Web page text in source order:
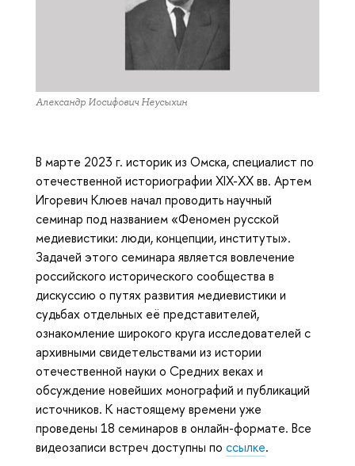
Александр Иосифович Неусыхин
В марте 2023 г. историк из Омска, специалист по
отечественной историографии XIX-XX вв. Артем
Игоревич Клюев начал проводить научный
семинар под названием «Феномен русской
медиевистики: люди, концепции, институты».
Задачей этого семинара является вовлечение
российского исторического сообщества в
дискуссию о путях развития медиевистики и
судьбах отдельных её представителей,
ознакомление широкого круга исследователей с
архивными свидетельствами из истории
отечественной науки о Средних веках и
обсуждение новейших монографий и публикаций
источников. К настоящему времени уже
проведены 18 семинаров в онлайн-формате. Все
видеозаписи встреч доступны по ссылке.